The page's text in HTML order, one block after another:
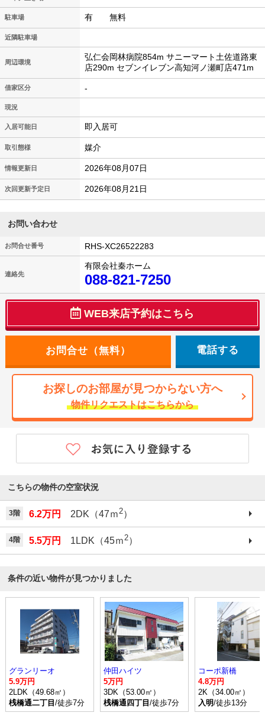
駐車場 有 無料
近隣駐車場
周辺環境
弘仁会岡林病院854m サニーマート土佐道路東
店290m セブンイレブン高知河ノ瀬町店471m
借家区分 -
現況
入居可能日 即入居可
取引態様 媒介
情報更新日 2026年08月07日
次回更新予定日 2026年08月21日
お問い合わせ
お問合せ番号 RHS-XC26522283
連絡先
有限会社秦ホーム
088-821-7250
WEB来店予約はこちら
電話する
お探しのお部屋が見つからない方へ
物件リクエストはこちらから
こちらの物件の空室状況
3階 6.2万円 2DK（47ｍ2）
4階 5.5万円 1LDK（45ｍ2）
条件の近い物件が見つかりました
グランリーオ
5.9万円
2LDK（49.68㎡）
桟橋通二丁目 /徒歩7分
仲田ハイツ
5万円
3DK（53.00㎡）
桟橋通四丁目 /徒歩7分
コーポ新橋
4.8万円
2K（34.00㎡）
入明/徒歩13分